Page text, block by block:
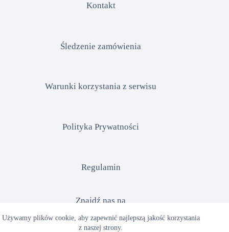
Używamy plików cookie, aby zapewnić najlepszą jakość korzystania
z naszej strony.
Kontakt
Śledzenie zamówienia
Warunki korzystania z serwisu
Polityka Prywatności
Regulamin
Znajdź nas na